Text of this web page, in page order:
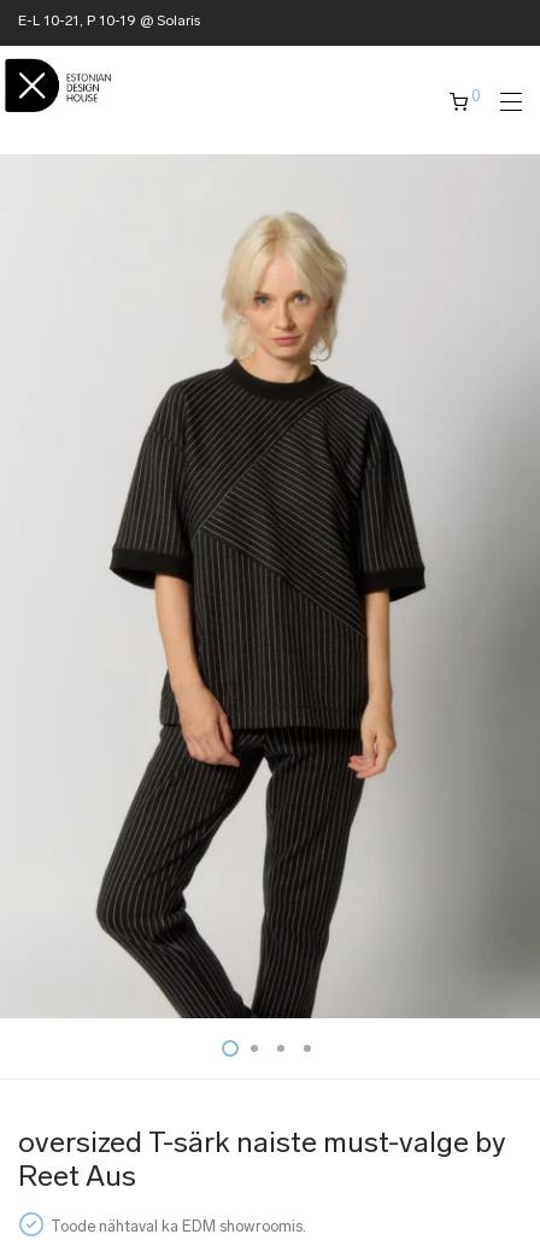
E-L 10-21, P 10-19 @ Solaris
0
oversized T-särk naiste must-valge by
Reet Aus
Toode nähtaval ka EDM showroomis.